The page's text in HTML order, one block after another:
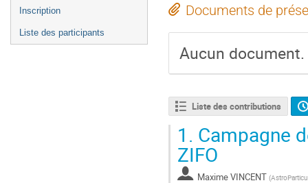
Inscription
Liste des participants
Documents de
Aucun document.
Liste des contributions
1. Campagne
ZIFO
Maxime VINCENT (